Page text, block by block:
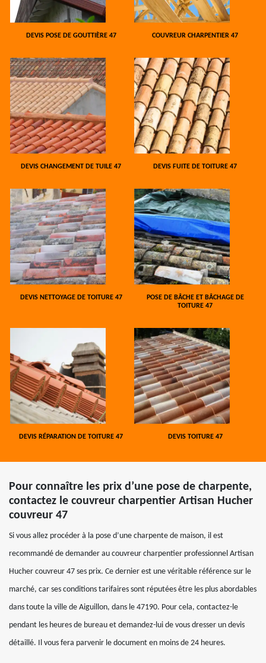
DEVIS POSE DE GOUTTIÈRE 47 COUVREUR CHARPENTIER 47
DEVIS CHANGEMENT DE TUILE 47 DEVIS FUITE DE TOITURE 47
DEVIS NETTOYAGE DE TOITURE 47
POSE DE BÂCHE ET BÂCHAGE DE
TOITURE 47
DEVIS RÉPARATION DE TOITURE 47 DEVIS TOITURE 47
Pour connaître les prix d’une pose de charpente,
contactez le couvreur charpentier Artisan Hucher
couvreur 47
Si vous allez procéder à la pose d’une charpente de maison, il est
recommandé de demander au couvreur charpentier professionnel Artisan
Hucher couvreur 47 ses prix. Ce dernier est une véritable référence sur le
marché, car ses conditions tarifaires sont réputées être les plus abordables
dans toute la ville de Aiguillon, dans le 47190. Pour cela, contactez-le
pendant les heures de bureau et demandez-lui de vous dresser un devis
détaillé. Il vous fera parvenir le document en moins de 24 heures.